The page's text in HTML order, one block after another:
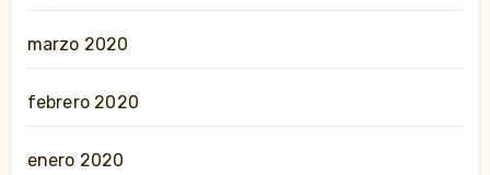
marzo 2020
febrero 2020
enero 2020